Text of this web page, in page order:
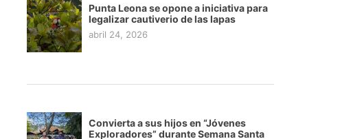
Punta Leona se opone a iniciativa para
legalizar cautiverio de las lapas
abril 24, 2026
Convierta a sus hijos en “Jóvenes
Exploradores” durante Semana Santa